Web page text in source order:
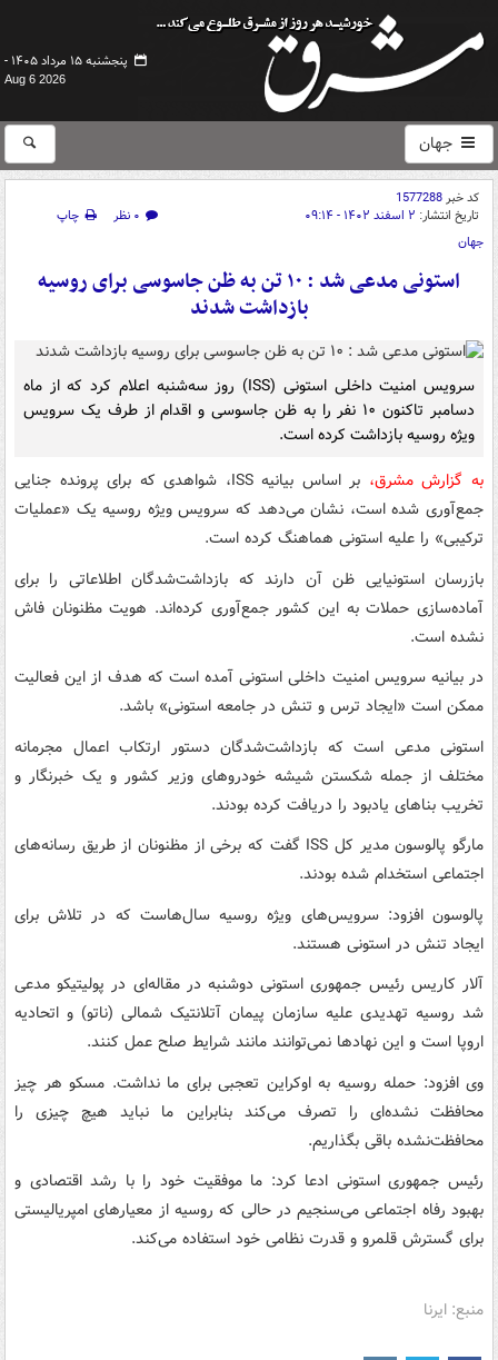
پنجشنبه ۱۵ مرداد ۱۴۰۵ -
Aug 6 2026
جهان
کد خبر1577288
تاریخ انتشار: ۲ اسفند ۱۴۰۲ - ۰۹:۱۴ ۰ نظر
چاپ
جهان
استونی مدعی شد : ۱۰ تن به ظن جاسوسی برای روسیه
بازداشت شدند
سرویس امنیت داخلی استونی (ISS) روز سه‌شنبه اعلام کرد که از ماه
دسامبر تاکنون ۱۰ نفر را به ظن جاسوسی و اقدام از طرف یک سرویس
ویژه روسیه بازداشت کرده است.
به گزارش مشرق،
بر اساس بیانیه ISS، شواهدی که برای پرونده جنایی
جمع‌آوری شده است، نشان می‌دهد که سرویس ویژه روسیه یک «عملیات
ترکیبی» را علیه استونی هماهنگ کرده است.
بازرسان استونیایی ظن آن دارند که بازداشت‌شدگان اطلاعاتی را برای
آماده‌سازی حملات به این کشور جمع‌آوری کرده‌اند. هویت مظنونان فاش
نشده است.
در بیانیه سرویس امنیت داخلی استونی آمده است که هدف از این فعالیت
ممکن است «ایجاد ترس و تنش در جامعه استونی» باشد.
استونی مدعی است که بازداشت‌شدگان دستور ارتکاب اعمال مجرمانه
مختلف از جمله شکستن شیشه خودروهای وزیر کشور و یک خبرنگار و
تخریب بناهای یادبود را دریافت کرده بودند.
مارگو پالوسون مدیر کل ISS گفت که برخی از مظنونان از طریق رسانه‌های
اجتماعی استخدام شده بودند.
پالوسون افزود: سرویس‌های ویژه روسیه سال‌هاست که در تلاش برای
ایجاد تنش در استونی هستند.
آلار کاریس رئیس جمهوری استونی دوشنبه در مقاله‌ای در پولیتیکو مدعی
شد روسیه تهدیدی علیه سازمان پیمان آتلانتیک شمالی (ناتو) و اتحادیه
اروپا است و این نهادها نمی‌توانند مانند شرایط صلح عمل کنند.
وی افزود: حمله روسیه به اوکراین تعجبی برای ما نداشت. مسکو هر چیز
محافظت نشده‌ای را تصرف می‌کند بنابراین ما نباید هیچ چیزی را
محافظت‌نشده باقی بگذاریم.
رئیس جمهوری استونی ادعا کرد: ما موفقیت خود را با رشد اقتصادی و
بهبود رفاه اجتماعی می‌سنجیم در حالی که روسیه از معیارهای امپریالیستی
برای گسترش قلمرو و قدرت نظامی خود استفاده می‌کند.
منبع: ایرنا